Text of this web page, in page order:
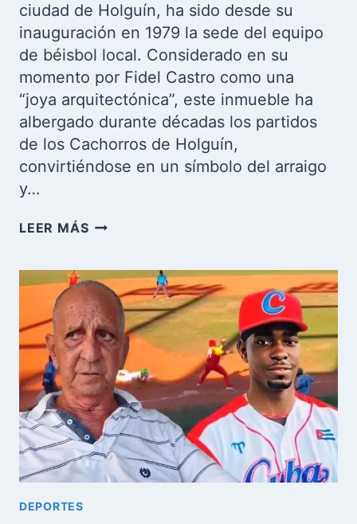
ciudad de Holguín, ha sido desde su
inauguración en 1979 la sede del equipo
de béisbol local. Considerado en su
momento por Fidel Castro como una
“joya arquitectónica”, este inmueble ha
albergado durante décadas los partidos
de los Cachorros de Holguín,
convirtiéndose en un símbolo del arraigo
y…
LEER MÁSGRADAS
DE
DERRUMBE:
LA
TRISTE
REALIDAD
DEL
ESTADIO
CALIXTO
GARCÍA
DE
HOLGUÍN
DEPORTES